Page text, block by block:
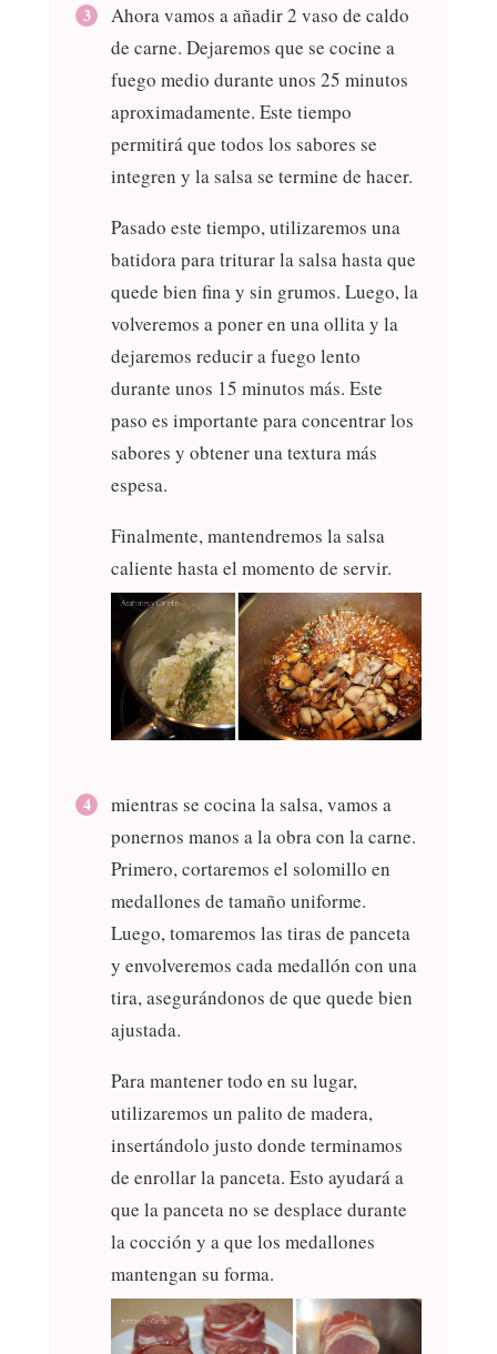
Ahora vamos a añadir 2 vaso de caldo
de carne. Dejaremos que se cocine a
fuego medio durante unos 25 minutos
aproximadamente. Este tiempo
permitirá que todos los sabores se
integren y la salsa se termine de hacer.
Pasado este tiempo, utilizaremos una
batidora para triturar la salsa hasta que
quede bien fina y sin grumos. Luego, la
volveremos a poner en una ollita y la
dejaremos reducir a fuego lento
durante unos 15 minutos más. Este
paso es importante para concentrar los
sabores y obtener una textura más
espesa.
Finalmente, mantendremos la salsa
caliente hasta el momento de servir.
mientras se cocina la salsa, vamos a
ponernos manos a la obra con la carne.
Primero, cortaremos el solomillo en
medallones de tamaño uniforme.
Luego, tomaremos las tiras de panceta
y envolveremos cada medallón con una
tira, asegurándonos de que quede bien
ajustada.
Para mantener todo en su lugar,
utilizaremos un palito de madera,
insertándolo justo donde terminamos
de enrollar la panceta. Esto ayudará a
que la panceta no se desplace durante
la cocción y a que los medallones
mantengan su forma.